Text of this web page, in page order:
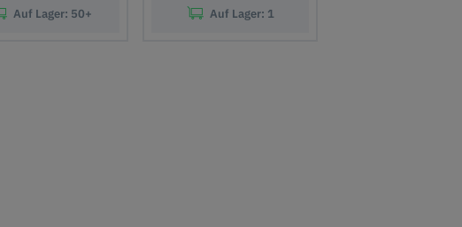
Auf Lager: 50+ Auf Lager: 1